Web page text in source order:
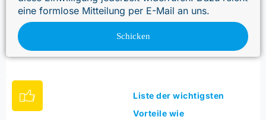
Liste der wichtigsten
Vorteile wie
eine formlose Mitteilung per E-Mail an uns.
Schicken